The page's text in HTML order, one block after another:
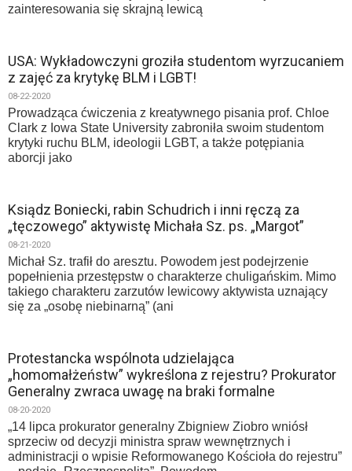
zainteresowania się skrajną lewicą
USA: Wykładowczyni groziła studentom wyrzucaniem
z zajęć za krytykę BLM i LGBT!
08-22-2020
Prowadząca ćwiczenia z kreatywnego pisania prof. Chloe
Clark z Iowa State University zabroniła swoim studentom
krytyki ruchu BLM, ideologii LGBT, a także potępiania
aborcji jako
Ksiądz Boniecki, rabin Schudrich i inni ręczą za
„tęczowego” aktywistę Michała Sz. ps. „Margot”
08-21-2020
Michał Sz. trafił do aresztu. Powodem jest podejrzenie
popełnienia przestępstw o charakterze chuligańskim. Mimo
takiego charakteru zarzutów lewicowy aktywista uznający
się za „osobę niebinarną” (ani
Protestancka wspólnota udzielająca
„homomałżeństw” wykreślona z rejestru? Prokurator
Generalny zwraca uwagę na braki formalne
08-20-2020
„14 lipca prokurator generalny Zbigniew Ziobro wniósł
sprzeciw od decyzji ministra spraw wewnętrznych i
administracji o wpisie Reformowanego Kościoła do rejestru”